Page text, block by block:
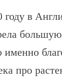
году в
про